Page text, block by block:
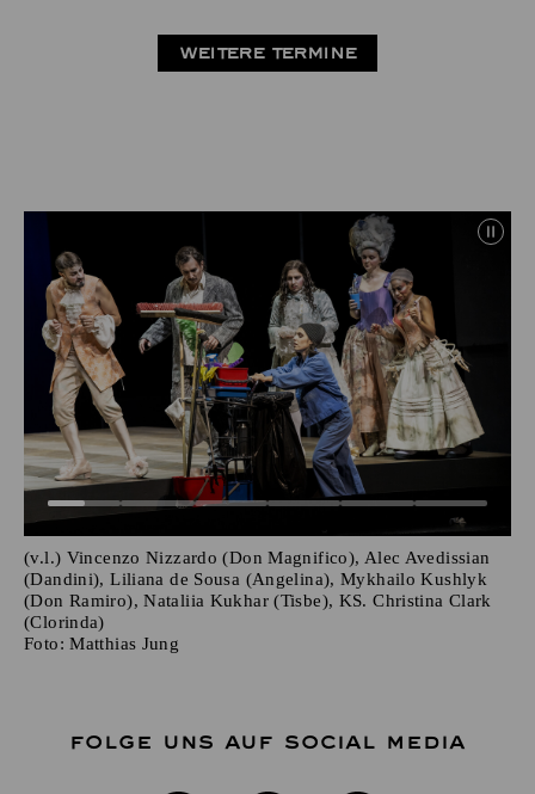
WEITERE TERMINE
(v.l.) Vincenzo Nizzardo (Don Magnifico), Alec Avedissian
(Dandini), Liliana de Sousa (Angelina), Mykhailo Kushlyk
(Don Ramiro), Nataliia Kukhar (Tisbe), KS. Christina Clark
(Clorinda)
Foto: Matthias Jung
FOLGE UNS AUF SOCIAL MEDIA